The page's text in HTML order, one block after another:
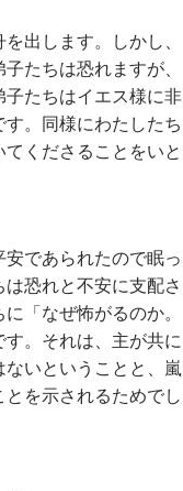
出します。しかし、
たちは恐れますが、
たちはイエス様に非
。同様にわたしたち
くださることをいと
であられたので眠っ
恐れと不安に支配さ
「なぜ怖がるのか。
。それは、主が共に
いということと、嵐
を示されるためでし